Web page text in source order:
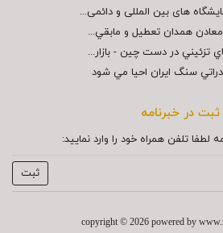
های بین المللی و دائمی...
تزئيني در دست چين - بازار...
سنگ ايران احيا مي شود
ثبت در خبرنامه
لطفا تلفن همراه خود را وارد نمایید:
copyright © 2026 powered by